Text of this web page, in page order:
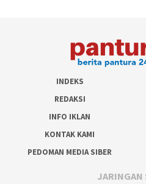
INDEKS
REDAKSI
INFO IKLAN
KONTAK KAMI
PEDOMAN MEDIA SIBER
JARINGAN